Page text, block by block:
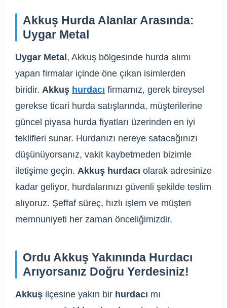
Akkuş Hurda Alanlar Arasında:
Uygar Metal
Uygar Metal , Akkuş bölgesinde hurda alımı
yapan firmalar içinde öne çıkan isimlerden
biridir. Akkuş hurdacı firmamız, gerek bireysel
gerekse ticari hurda satışlarında, müşterilerine
güncel piyasa hurda fiyatları üzerinden en iyi
teklifleri sunar. Hurdanızı nereye satacağınızı
düşünüyorsanız, vakit kaybetmeden bizimle
iletişime geçin. Akkuş hurdacı olarak adresinize
kadar geliyor, hurdalarınızı güvenli şekilde teslim
alıyoruz. Şeffaf süreç, hızlı işlem ve müşteri
memnuniyeti her zaman önceliğimizdir.
Ordu Akkuş Yakınında Hurdacı
Arıyorsanız Doğru Yerdesiniz!
Akkuş ilçesine yakın bir hurdacı mı